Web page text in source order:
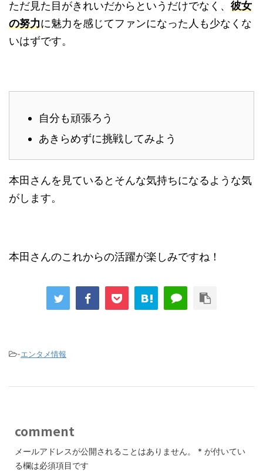
ただ見た目がきれいだからというだけでなく、 彼女
の努力に魅力を感じてファンになった人も少なくな
いはずです。
自分も頑張ろう
あきらめずに挑戦してみよう
本田さんを見ているとそんな気持ちになるような気
がします。
本田さんのこれからの活躍が楽しみですね！
-エンタメ情報
comment
メールアドレスが公開されることはありません。 * が付いてい
る欄は必須項目です